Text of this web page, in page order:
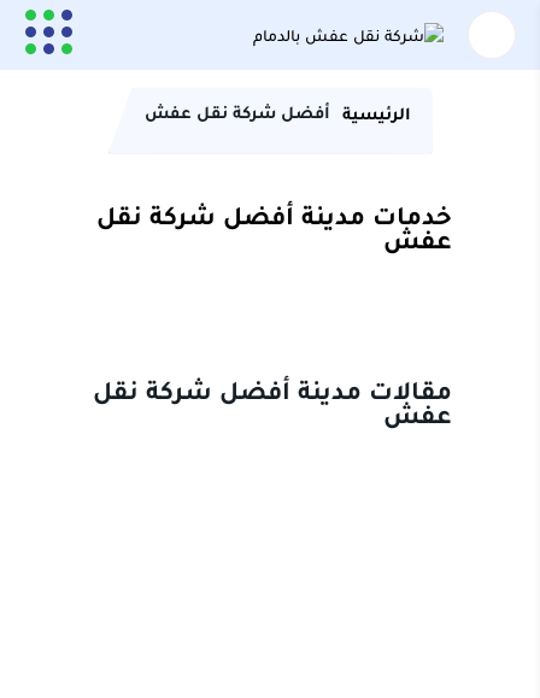
الرئيسية أفضل شركة نقل عفش
خدمات مدينة أفضل شركة نقل
عفش
مقالات مدينة أفضل شركة نقل
عفش